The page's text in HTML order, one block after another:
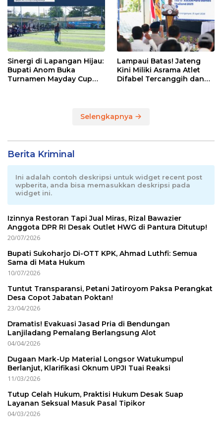
Sinergi di Lapangan Hijau:
Bupati Anom Buka
Turnamen Mayday Cup
Lampaui Batas! Jateng
Kini Miliki Asrama Atlet
Difabel Tercanggih dan
Selengkapnya
Berita Kriminal
Ini adalah contoh deskripsi untuk widget recent post
wpberita, anda bisa memasukkan deskripsi pada
widget ini.
Izinnya Restoran Tapi Jual Miras, Rizal Bawazier
Anggota DPR RI Desak Outlet HWG di Pantura Ditutup!
20/07/2026
Bupati Sukoharjo Di-OTT KPK, Ahmad Luthfi: Semua
Sama di Mata Hukum
10/07/2026
Tuntut Transparansi, Petani Jatiroyom Paksa Perangkat
Desa Copot Jabatan Poktan!
23/04/2026
Dramatis! Evakuasi Jasad Pria di Bendungan
Lanjiladang Pemalang Berlangsung Alot
04/04/2026
Dugaan Mark-Up Material Longsor Watukumpul
Berlanjut, Klarifikasi Oknum UPJI Tuai Reaksi
11/03/2026
Tutup Celah Hukum, Praktisi Hukum Desak Suap
Layanan Seksual Masuk Pasal Tipikor
04/03/2026